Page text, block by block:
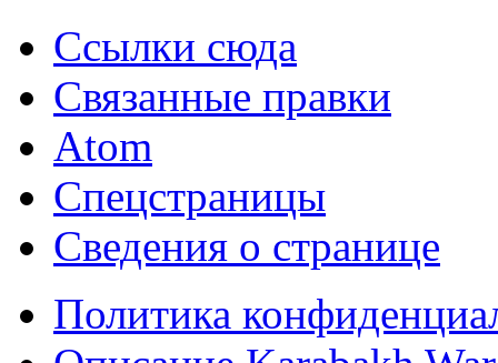
Ссылки сюда
Связанные правки
Atom
Спецстраницы
Сведения о странице
Политика